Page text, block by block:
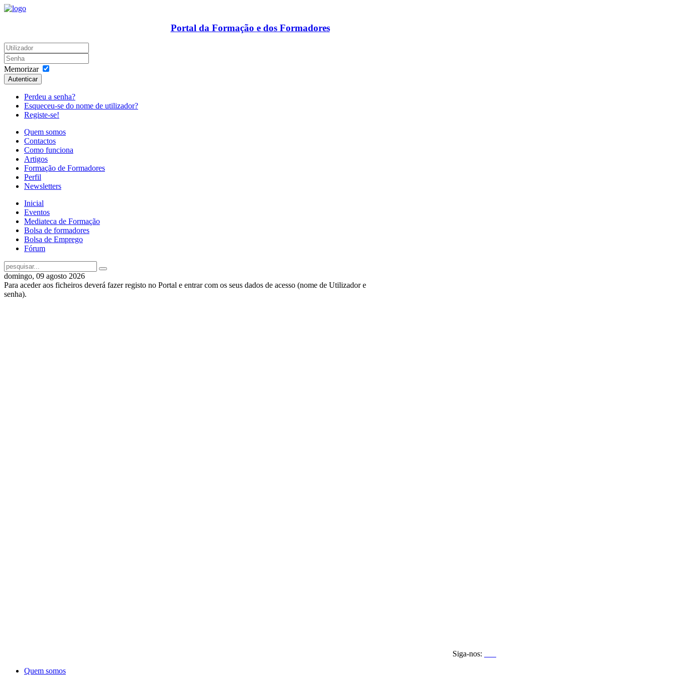
Portal da Formação e dos Formadores
Memorizar
Autenticar
Perdeu a senha?
Esqueceu-se do nome de utilizador?
Registe-se!
Quem somos
Contactos
Como funciona
Artigos
Formação de Formadores
Perfil
Newsletters
Inicial
Eventos
Mediateca de Formação
Bolsa de formadores
Bolsa de Emprego
Fórum
domingo, 09 agosto 2026
Para aceder aos ficheiros deverá fazer registo no Portal e entrar com os seus dados de acesso (nome de Utilizador e
senha).
Siga-nos:
Quem somos